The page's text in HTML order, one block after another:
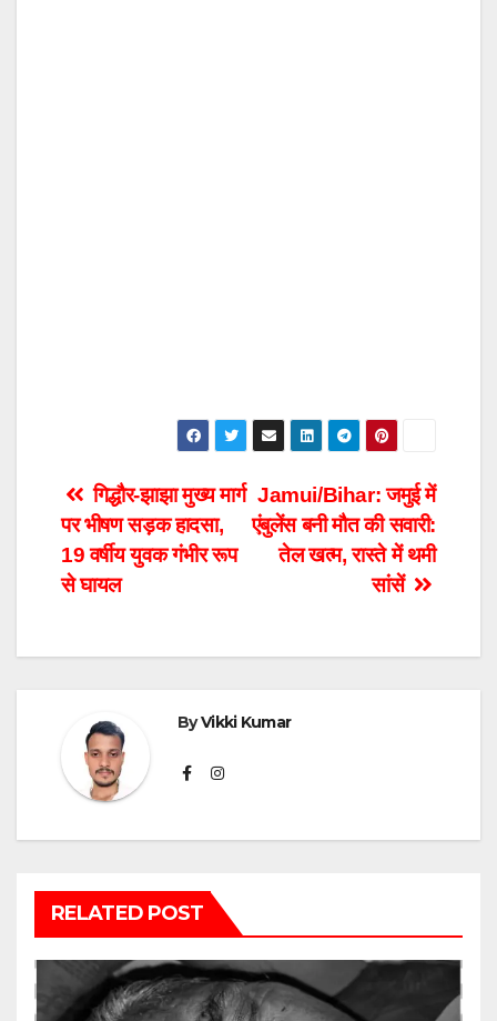
Post
navigation
Jamui/Bihar: जमुई में
एंबुलेंस बनी मौत की सवारी:
तेल खत्म, रास्ते में थमी
सांसें
गिद्धौर-झाझा मुख्य मार्ग
पर भीषण सड़क हादसा,
19 वर्षीय युवक गंभीर रूप
से घायल
ByVikki Kumar
RELATED POST